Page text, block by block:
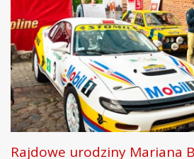
Rajdowe urodziny Mariana